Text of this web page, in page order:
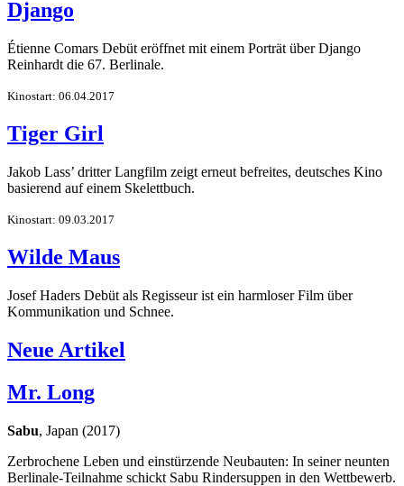
Django
Étienne Comars Debüt eröffnet mit einem Porträt über Django
Reinhardt die 67. Berlinale.
Kinostart: 06.04.2017
Tiger Girl
Jakob Lass’ dritter Langfilm zeigt erneut befreites, deutsches Kino
basierend auf einem Skelettbuch.
Kinostart: 09.03.2017
Wilde Maus
Josef Haders Debüt als Regisseur ist ein harmloser Film über
Kommunikation und Schnee.
Neue Artikel
Mr. Long
Sabu, Japan (2017)
Zerbrochene Leben und einstürzende Neubauten: In seiner neunten
Berlinale-Teilnahme schickt Sabu Rindersuppen in den Wettbewerb.